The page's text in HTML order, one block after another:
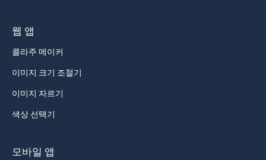
웹 앱
콜라주 메이커
이미지 크기 조절기
이미지 자르기
색상 선택기
모바일 앱